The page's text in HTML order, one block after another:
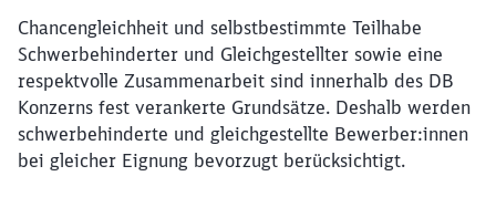
Chancengleichheit und selbstbestimmte Teilhabe
Schwerbehinderter und Gleichgestellter sowie eine
respektvolle Zusammenarbeit sind innerhalb des DB
Konzerns fest verankerte Grundsätze. Deshalb werden
schwerbehinderte und gleichgestellte Bewerber:innen
bei gleicher Eignung bevorzugt berücksichtigt.